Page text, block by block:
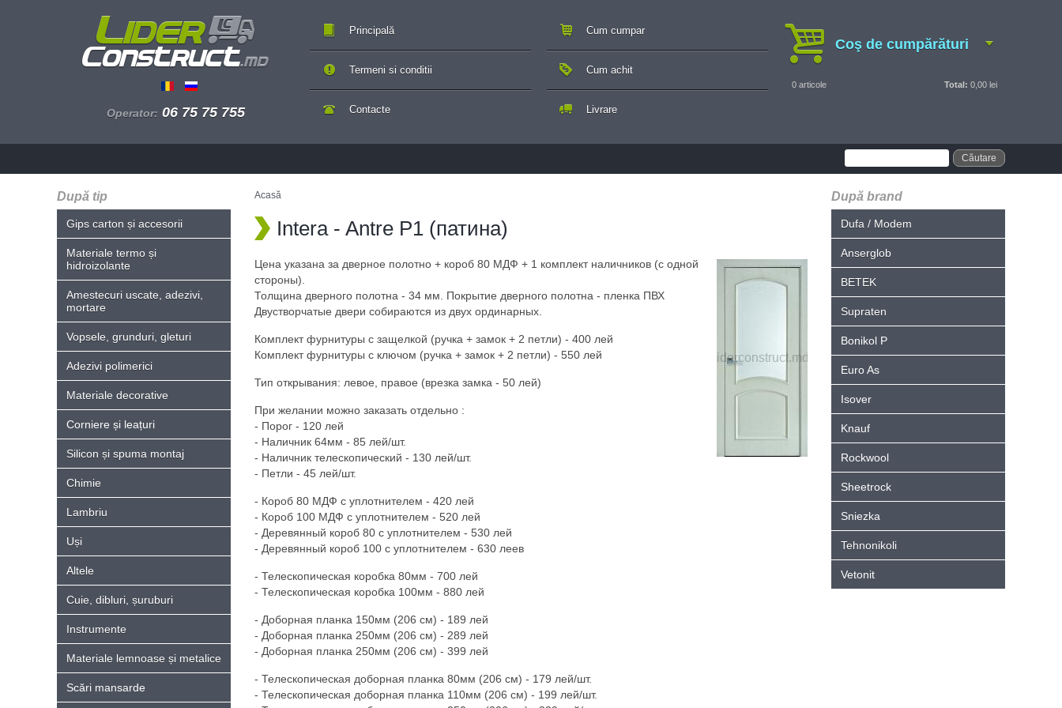
Operator: 06 75 75 755
Principală
Contacte
Cum cumpar
Cum achit
Livrare
Termeni si conditii
Coş de cumpărături
0 articole Total: 0,00 lei
După tip
Gips carton și accesorii
Materiale termo și
hidroizolante
Amestecuri uscate, adezivi,
mortare
Vopsele, grunduri, gleturi
Adezivi polimerici
Materiale decorative
Corniere și leațuri
Silicon și spuma montaj
Chimie
Lambriu
Uși
Altele
Cuie, dibluri, șuruburi
Instrumente
Materiale lemnoase și metalice
Scări mansarde
Acasă
Intera - Antre P1 (патина)
Цена указана за дверное полотно + короб 80 МДФ + 1 комплект наличников (с одной
стороны).
Толщина дверного полотна - 34 мм. Покрытие дверного полотна - пленка ПВХ
Двустворчатые двери собираются из двух ординарных.
Комплект фурнитуры с защелкой (ручка + замок + 2 петли) - 400 лей
Комплект фурнитуры с ключом (ручка + замок + 2 петли) - 550 лей
Тип открывания: левое, правое (врезка замка - 50 лей)
При желании можно заказать отдельно :
- Порог - 120 лей
- Hаличник 64мм - 85 лей/шт.
- Hаличник телескопический - 130 лей/шт.
- Петли - 45 лей/шт.
- Короб 80 МДФ с уплотнителем - 420 лей
- Короб 100 МДФ с уплотнителем - 520 лей
- Деревянный короб 80 с уплотнителем - 530 лей
- Деревянный короб 100 с уплотнителем - 630 леев
- Телескопическая коробка 80мм - 700 лей
- Телескопическая коробка 100мм - 880 лей
- Доборная планка 150мм (206 см) - 189 лей
- Доборная планка 250мм (206 см) - 289 лей
- Доборная планка 250мм (206 см) - 399 лей
- Телескопическая доборная планка 80мм (206 см) - 179 лей/шт.
- Телескопическая доборная планка 110мм (206 см) - 199 лей/шт.
După brand
Dufa / Modem
Anserglob
BETEK
Supraten
Bonikol P
Euro As
Isover
Knauf
Rockwool
Sheetrock
Sniezka
Tehnonikoli
Vetonit